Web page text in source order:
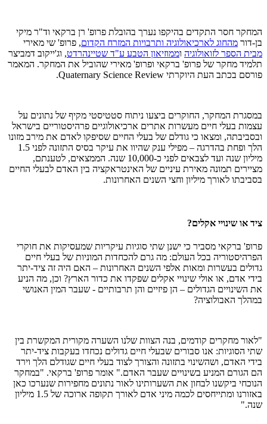
המחקר חסר התקדים בהיקפו נערך בהובלת פרופ' רן ברקאי וד"ר מיקי
בן-דור מהחוג לארכיאולוגיה ותרבויות המזרח הקדום, פרופ' שי מאירי
מבית הספר לזואולוגיה וממוזיאון הטבע ע"ד שטיינהרדט, וג'ייקוב דמביצר
תלמיד מחקר של פרופ' ברקאי ופרופ' מאירי שהוביל את המחקר. המאמר
פורסם בכתב העת היוקרתי Quaternary Science Review.
במסגרת המחקר, החוקרים ביצעו ניתוח סטטיסטי מקיף של נתונים על
עצמות בעלי חיים מעשרות אתרים ארכיאולוגיים פרהיסטוריים בישראל
ובסביבתה, ומצאו כי גודלם של בעלי החיים שסיפקו לאדם את מירב מזונו
הלך ופחת בהדרגה – מפילי ענק שהיוו את עיקר בסיס התזונה לפני 1.5
מיליון שנה ועד לצבאים לפני כ-10,000 שנה. הממצאים, לטענתם,
מציירים תמונה מאירת עיניים של האינטראקציה בין האדם לבעלי החיים
בסביבתו לאורך מיליון וחצי השנים האחרונות.
ציד או שינויי אקלים?
פרופ' ברקאי מסביר כי ישנן שתי סוגיות עיקריות שמעסיקות את חוקרי
הפרהיסטוריה בכל העולם: מה גרם להכחדות המוניות של בעלי חיים
גדולים בעשרות ומאות אלפי השנים האחרונות – האם היה זה ציד-יתר
בידי אדם, או אולי שינויי אקלים שפקדו את כדור הארץ? וכן, מה הניע
את השינויים הגדולים – הן פיזיים והן תרבותיים - שעבר המין האנושי
במהלך האבולוציה?
"לאור מחקרים קודמים, בנה הצוות שלנו השערה מקורית המקשרת בין
שתי הסוגיות: אנו סבורים שבעלי חיים גדולים נכחדו בעקבות ציד-יתר
בידי האדם, ושהשינוי בתזונה והצורך לצוד בעלי חיים שגודלם הלך וירד
הם הגורם המניע בשינויים שעבר האדם." אומר פרופ' ברקאי. "במחקר
הנוכחי ביקשנו לבחון את השערותינו לאור נתונים מחפירות שנערכו כאן
באזורנו ומתייחסים לכמה מיני אדם לאורך תקופה ארוכה של 1.5 מיליון
שנה."